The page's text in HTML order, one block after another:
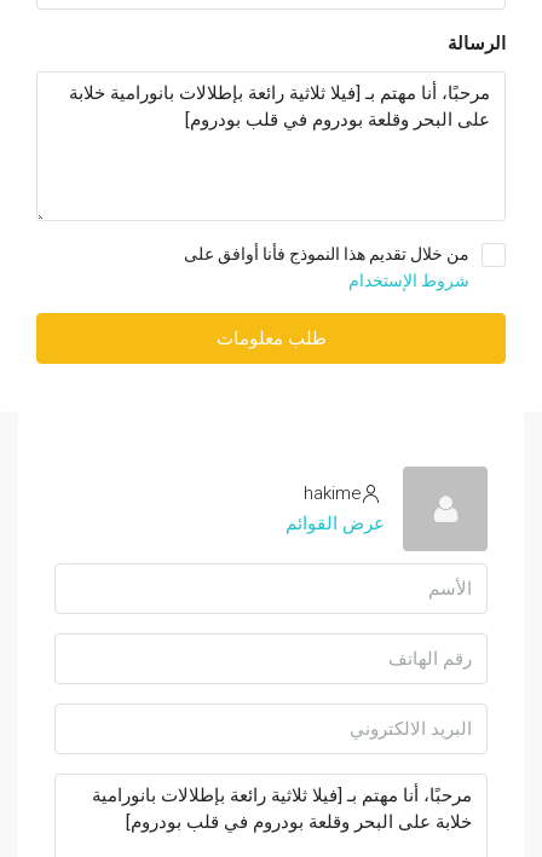
الرسالة
من خلال تقديم هذا النموذج فأنا أوافق على
شروط الإستخدام
طلب معلومات
hakime
عرض القوائم